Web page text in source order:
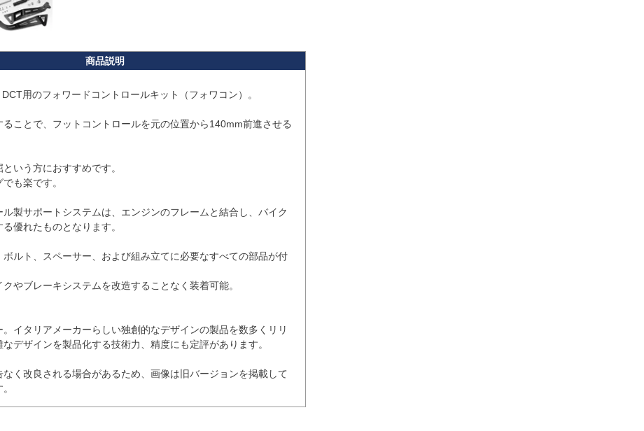
用のフォワードコントロールキット（フォワコン）。
ることで、フットコントロールを元の位置から140mm前進させる
いう方におすすめです。
も楽です。
ル製サポートシステムは、エンジンのフレームと結合し、バイク
優れたものとなります。
ボルト、スペーサー、および組み立てに必要なすべての部品が付
やブレーキシステムを改造することなく装着可能。
イタリアメーカーらしい独創的なデザインの製品を数多くリリ
デザインを製品化する技術力、精度にも定評があります。
く改良される場合があるため、画像は旧バージョンを掲載して